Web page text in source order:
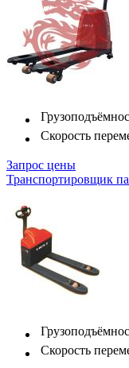
Скорость
Запрос цены
Транспортировщик
Скорость